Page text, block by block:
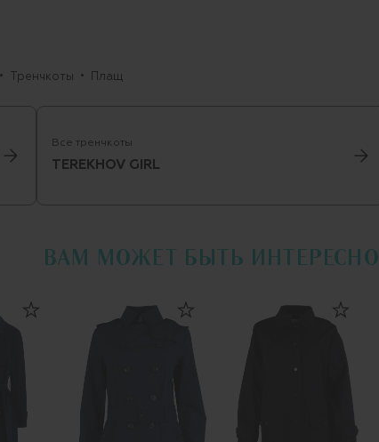
Тренчкоты Плащ
Все тренчкоты
TEREKHOV GIRL
ВАМ МОЖЕТ БЫТЬ ИНТЕРЕСНО